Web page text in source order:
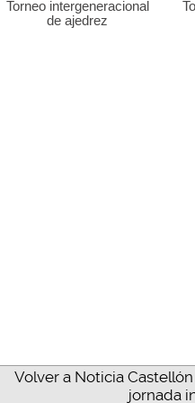
Torneo intergeneracional
de ajedrez
Volver a Noticia
jornada